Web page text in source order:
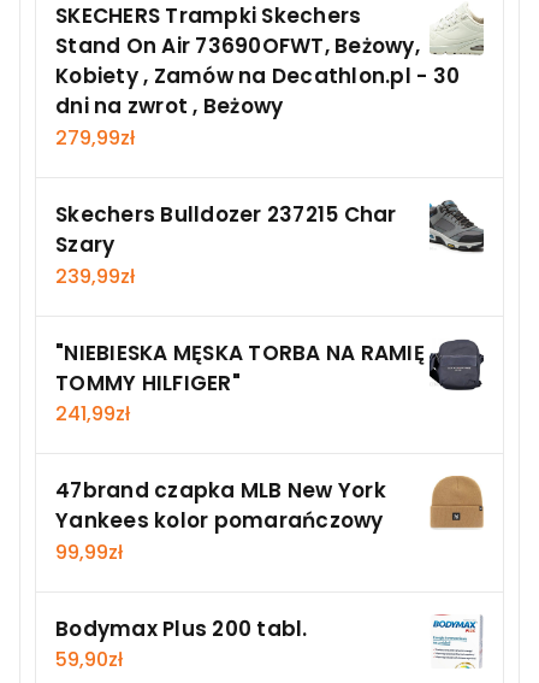
SKECHERS Trampki Skechers
Stand On Air 73690OFWT, Beżowy,
Kobiety , Zamów na Decathlon.pl - 30
dni na zwrot , Beżowy
279,99zł
Skechers Bulldozer 237215 Char
Szary
239,99zł
"NIEBIESKA MĘSKA TORBA NA RAMIĘ
TOMMY HILFIGER"
241,99zł
47brand czapka MLB New York
Yankees kolor pomarańczowy
99,99zł
Bodymax Plus 200 tabl.
59,90zł